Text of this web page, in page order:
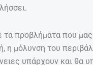
τα προβλήματα που
η μόλυνση του
υπάρχουν και θα